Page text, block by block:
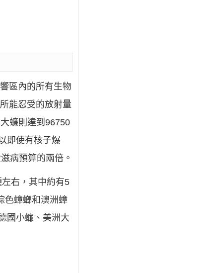
區內的所有生物
能忍受的放射量
蠊則達到96750
即使有核子爆
病預算的兩倍。
右，其中約有5
色蟑螂和澳洲蟑
國小蠊、美洲大